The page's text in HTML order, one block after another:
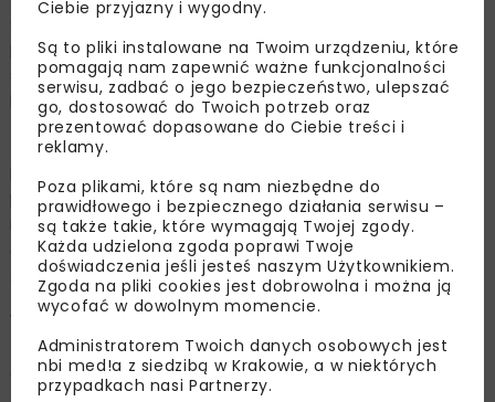
całkowicie przed południem, uruchamiając kaskadowy
przelew powierzchniowy. Poziom wody spada poniżej
stanu krytycznego, co może umożliwić ponowną
kontrolę nad zrzutami.
Zbiorniki retencyjne Topola i Kozielno na Nysie Kłodzkiej
piętrzenia. Obiekty te przepuszczają obecnie
maksymalne ilości wody, która następnie trafia
do zbiornika Otmuchów. Nie ma pełnej możliwości
sterowania limitami zrzutów wody z tych obiektów.
W Krakowie, podczas nocnych opadów, zadziałały
zbiorniki przeciwpowodziowe na rzece Serafie,
a grodzice winylowe skutecznie spełniły swoje zadanie.
Ciebie przyjazny i wygodny.
Są to pliki instalowane na Twoim urządzeniu, które
pomagają nam zapewnić ważne funkcjonalności
serwisu, zadbać o jego bezpieczeństwo, ulepszać
go, dostosować do Twoich potrzeb oraz
prezentować dopasowane do Ciebie treści i
reklamy.
Poza plikami, które są nam niezbędne do
prawidłowego i bezpiecznego działania serwisu –
są także takie, które wymagają Twojej zgody.
Każda udzielona zgoda poprawi Twoje
doświadczenia jeśli jesteś naszym Użytkownikiem.
Zgoda na pliki cookies jest dobrowolna i można ją
wycofać w dowolnym momencie.
Administratorem Twoich danych osobowych jest
nbi med!a z siedzibą w Krakowie, a w niektórych
przypadkach nasi Partnerzy.